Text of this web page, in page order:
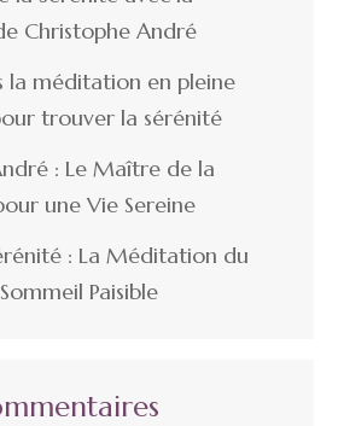
Christophe André
la méditation en pleine
trouver la sérénité
: Le Maître de la
une Vie Sereine
: La Méditation du
Paisible